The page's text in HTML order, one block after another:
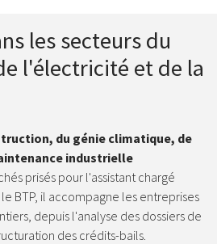
les secteurs du
l'électricité et de la
du génie climatique, de
industrielle
prisés pour l'assistant chargé
BTP, il accompagne les entreprises
depuis l'analyse des dossiers de
des crédits-bails.